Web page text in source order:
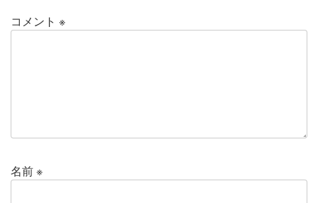
コメント ※
名前※